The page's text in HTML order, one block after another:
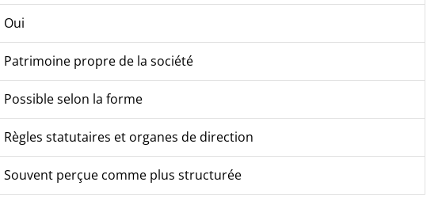
Oui
Patrimoine propre de la société
Possible selon la forme
Règles statutaires et organes de direction
Souvent perçue comme plus structurée